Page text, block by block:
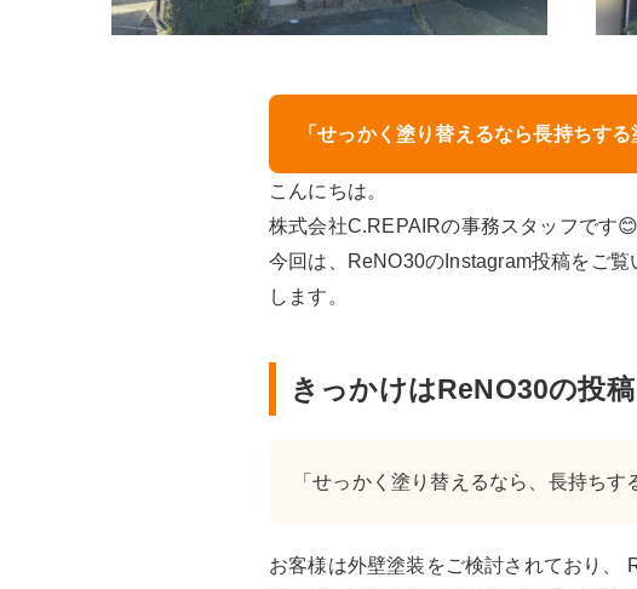
「せっかく塗り替えるなら長持ちす
こんにちは。
株式会社C.REPAIRの事務スタッフです😊
今回は、ReNO30のInstagram投稿をご
します。
きっかけはReNO30の投稿
「せっかく塗り替えるなら、長持ちす
お客様は外壁塗装をご検討されており、